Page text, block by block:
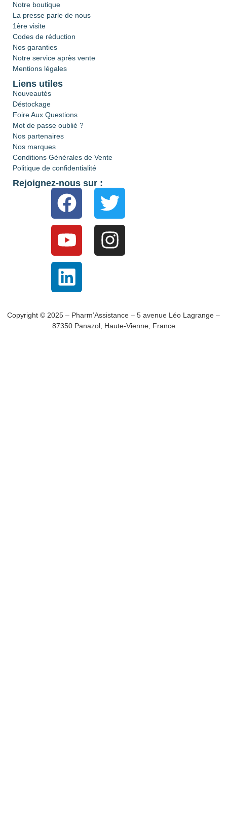
Notre boutique
La presse parle de nous
1ère visite
Codes de réduction
Nos garanties
Notre service après vente
Mentions légales
Liens utiles
Nouveautés
Déstockage
Foire Aux Questions
Mot de passe oublié ?
Nos partenaires
Nos marques
Conditions Générales de Vente
Politique de confidentialité
Rejoignez-nous sur :
Copyright © 2025 – Pharm’Assistance – 5 avenue Léo Lagrange –
87350 Panazol, Haute-Vienne, France